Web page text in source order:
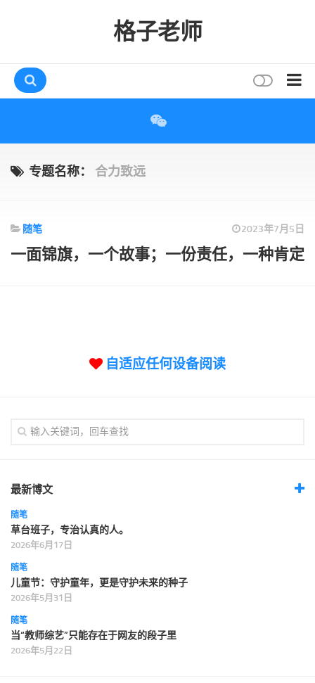
格子老师
互动
友情链接
专题名称： 合力致远
随笔 2023年7月5日
一面锦旗，一个故事；一份责任，一种肯定
自适应任何设备阅读
最新博文
随笔
草台班子，专治认真的人。
2026年6月17日
随笔
儿童节：守护童年，更是守护未来的种子
2026年5月31日
随笔
当“教师综艺”只能存在于网友的段子里
2026年5月22日